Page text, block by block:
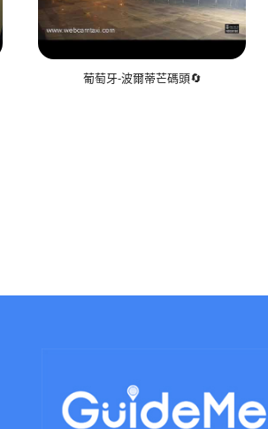
葡萄牙-波爾蒂芒碼頭🔄